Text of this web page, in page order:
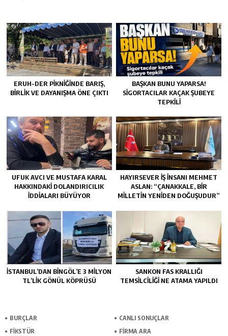
ERUH-DER PIKNIĞINDE BARIŞ,
BIRLIK VE DAYANIŞMA ÖNE ÇIKTI
BAŞKAN BUNU YAPARSA!
SIGORTACILAR KAÇAK ŞUBEYE
TEPKILI
UFUK AVCI VE MUSTAFA KARAL
HAKKINDAKI DOLANDIRICILIK
İDDIALARI BÜYÜYOR
HAYIRSEVER İŞ İNSANI MEHMET
ASLAN: “ÇANAKKALE, BIR
MILLETIN YENIDEN DOĞUŞUDUR”
İSTANBUL’DAN BINGÖL’E 3 MILYON
TL’LIK GÖNÜL KÖPRÜSÜ
SANKON FAS KRALLIĞI
TEMSİLCİLİĞİ NE ATAMA YAPILDI
BURÇLAR
CANLI SONUÇLAR
FİKSTÜR
FİRMA ARA